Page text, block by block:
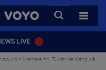
VOYO
CAUTA
TOATE
LIVE
din Mamaia fin. Turiștii se plâng că